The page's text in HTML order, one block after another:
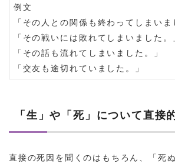
例文
「その人との関係も終わってしまいま
「その戦いには敗れてしまいました。
「その話も流れてしまいました。」
「交友も途切れていました。」
「生」や「死」について直接
直接の死因を聞くのはもちろん、「死